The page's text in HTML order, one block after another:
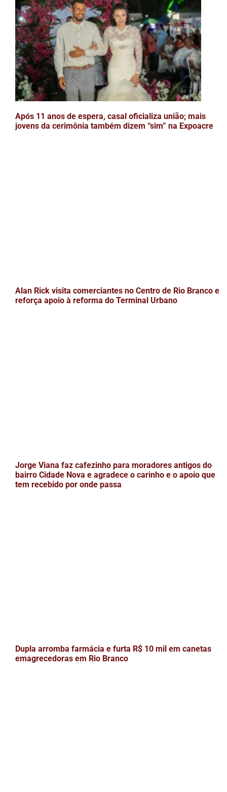
Após 11 anos de espera, casal oficializa união; mais
jovens da cerimônia também dizem “sim” na Expoacre
Alan Rick visita comerciantes no Centro de Rio Branco e
reforça apoio à reforma do Terminal Urbano
Jorge Viana faz cafezinho para moradores antigos do
bairro Cidade Nova e agradece o carinho e o apoio que
tem recebido por onde passa
Dupla arromba farmácia e furta R$ 10 mil em canetas
emagrecedoras em Rio Branco